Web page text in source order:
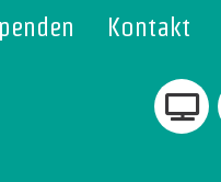
Kontakt